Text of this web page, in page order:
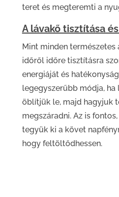
teret és megteremti a
A lávakő tisztítása
Mint minden természetes
időről időre tisztításra
energiáját és
legegyszerűbb módja,
öblítjük le, majd hagyjuk
megszáradni. Az is
tegyük ki a követ
hogy feltöltődhessen.